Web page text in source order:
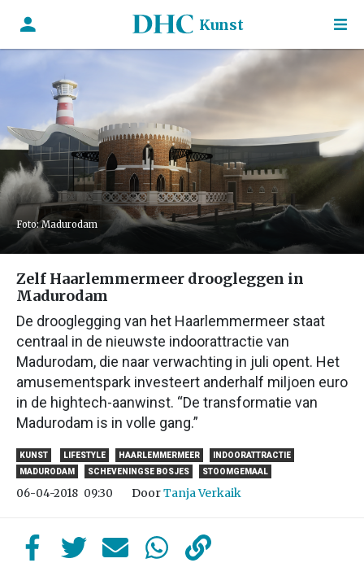
Kunst
Foto: Madurodam
Zelf Haarlemmermeer droogleggen in
Madurodam
De drooglegging van het Haarlemmermeer staat
centraal in de nieuwste indoorattractie van
Madurodam, die naar verwachting in juli opent. Het
amusementspark investeert anderhalf miljoen euro
in de hightech-aanwinst. “De transformatie van
Madurodam is in volle gang.”
KUNST LIFESTYLE HAARLEMMERMEER
INDOORATTRACTIE
MADURODAM
SCHEVENINGSE BOSJES STOOMGEMAAL
06-04-2018 09:30 DoorTanja Verkaik